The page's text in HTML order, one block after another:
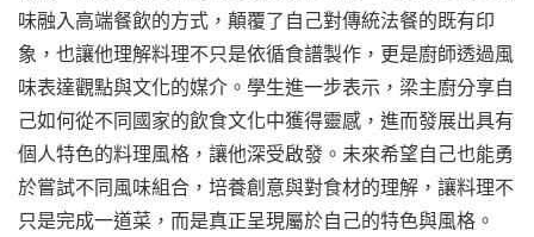
味融入高端餐飲的方式，顛覆了自己對傳統法餐的既有印
象，也讓他理解料理不只是依循食譜製作，更是廚師透過風
味表達觀點與文化的媒介。學生進一步表示，梁主廚分享自
己如何從不同國家的飲食文化中獲得靈感，進而發展出具有
個人特色的料理風格，讓他深受啟發。未來希望自己也能勇
於嘗試不同風味組合，培養創意與對食材的理解，讓料理不
只是完成一道菜，而是真正呈現屬於自己的特色與風格。